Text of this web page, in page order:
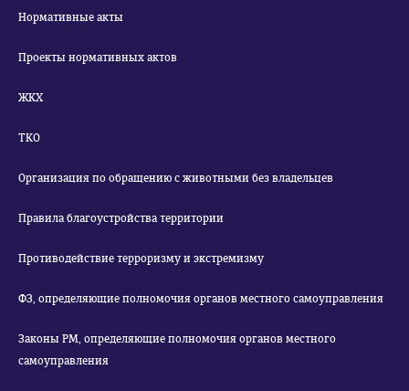
Нормативные акты
Проекты нормативных актов
ЖКХ
ТКО
Организация по обращению с животными без владельцев
Правила благоустройства территории
Противодействие терроризму и экстремизму
ФЗ, определяющие полномочия органов местного самоуправления
Законы РМ, определяющие полномочия органов местного
самоуправления